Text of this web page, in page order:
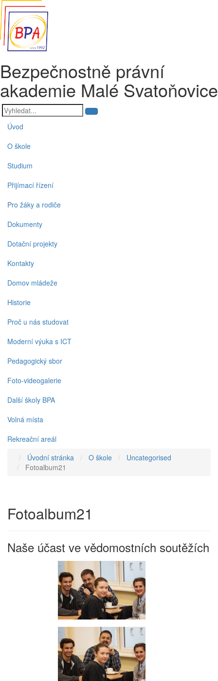
Bezpečnostně právní
akademie Malé Svatoňovice
Úvod
O škole
Studium
Přijímací řízení
Pro žáky a rodiče
Dokumenty
Dotační projekty
Kontakty
Domov mládeže
Historie
Proč u nás studovat
Moderní výuka s ICT
Pedagogický sbor
Foto-videogalerie
Další školy BPA
Volná místa
Rekreační areál
Úvodní stránka
O škole
Uncategorised
Fotoalbum21
Fotoalbum21
Naše účast ve vědomostních soutěžích